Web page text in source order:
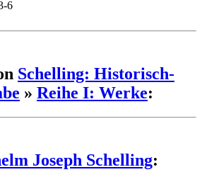
6
Schelling: Historisch-
» Reihe I: Werke:
Joseph Schelling: